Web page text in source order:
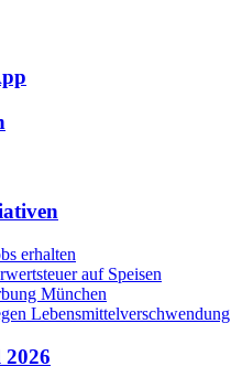
erhalten
auf Speisen
München
Lebensmittelverschwendung